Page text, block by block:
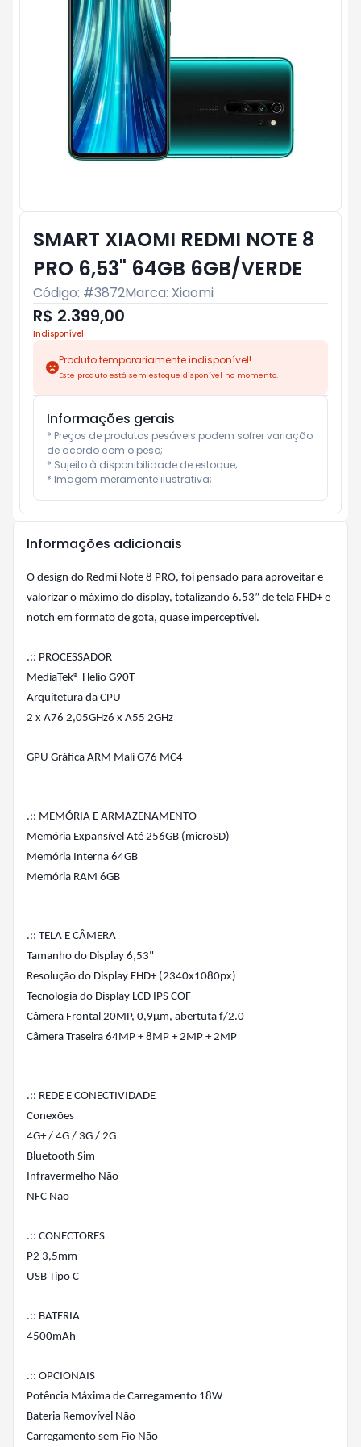
SMART XIAOMI REDMI NOTE 8
PRO 6,53" 64GB 6GB/VERDE
Código: #3872Marca: Xiaomi
R$ 2.399,00
Indisponível
Produto temporariamente indisponível!
Este produto está sem estoque disponível no momento.
Informações gerais
* Preços de produtos pesáveis podem sofrer variação
de acordo com o peso;
* Sujeito à disponibilidade de estoque;
* Imagem meramente ilustrativa;
Informações adicionais
O design do Redmi Note 8 PRO, foi pensado para aproveitar e
valorizar o máximo do display, totalizando 6.53” de tela FHD+ e
notch em formato de gota, quase imperceptível.
.:: PROCESSADOR
MediaTek® Helio G90T
Arquitetura da CPU
2 x A76 2,05GHz6 x A55 2GHz
GPU Gráfica ARM Mali G76 MC4
.:: MEMÓRIA E ARMAZENAMENTO
Memória Expansível Até 256GB (microSD)
Memória Interna 64GB
Memória RAM 6GB
.:: TELA E CÂMERA
Tamanho do Display 6,53"
Resolução do Display FHD+ (2340x1080px)
Tecnologia do Display LCD IPS COF
Câmera Frontal 20MP, 0,9μm, abertuta f/2.0
Câmera Traseira 64MP + 8MP + 2MP + 2MP
.:: REDE E CONECTIVIDADE
Conexões
4G+ / 4G / 3G / 2G
Bluetooth Sim
Infravermelho Não
NFC Não
.:: CONECTORES
P2 3,5mm
USB Tipo C
.:: BATERIA
4500mAh
.:: OPCIONAIS
Potência Máxima de Carregamento 18W
Bateria Removível Não
Carregamento sem Fio Não